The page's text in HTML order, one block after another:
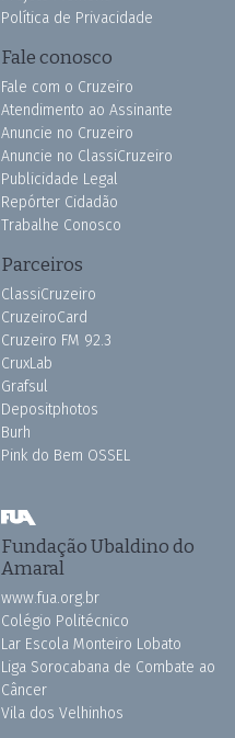
Política de Privacidade
Fale conosco
Fale com o Cruzeiro
Atendimento ao Assinante
Anuncie no Cruzeiro
Anuncie no ClassiCruzeiro
Publicidade Legal
Repórter Cidadão
Trabalhe Conosco
Parceiros
ClassiCruzeiro
CruzeiroCard
Cruzeiro FM 92.3
CruxLab
Grafsul
Depositphotos
Burh
Pink do Bem OSSEL
Fundação Ubaldino do
Amaral
www.fua.org.br
Colégio Politécnico
Lar Escola Monteiro Lobato
Liga Sorocabana de Combate ao
Câncer
Vila dos Velhinhos